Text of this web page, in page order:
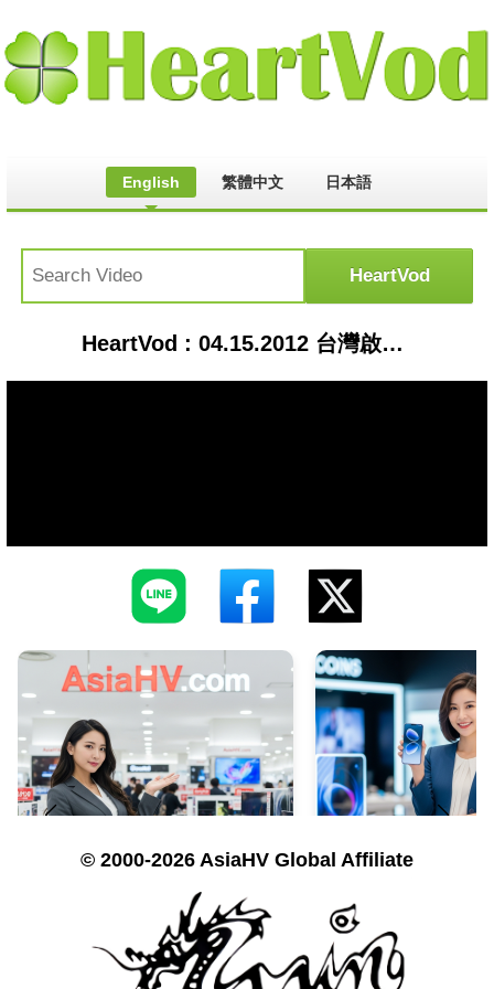
English 繁體中文 日本語
HeartVod : 04.15.2012 台灣啟示錄 - 陳柏霖 1/4
© 2000-2026 AsiaHV Global Affiliate